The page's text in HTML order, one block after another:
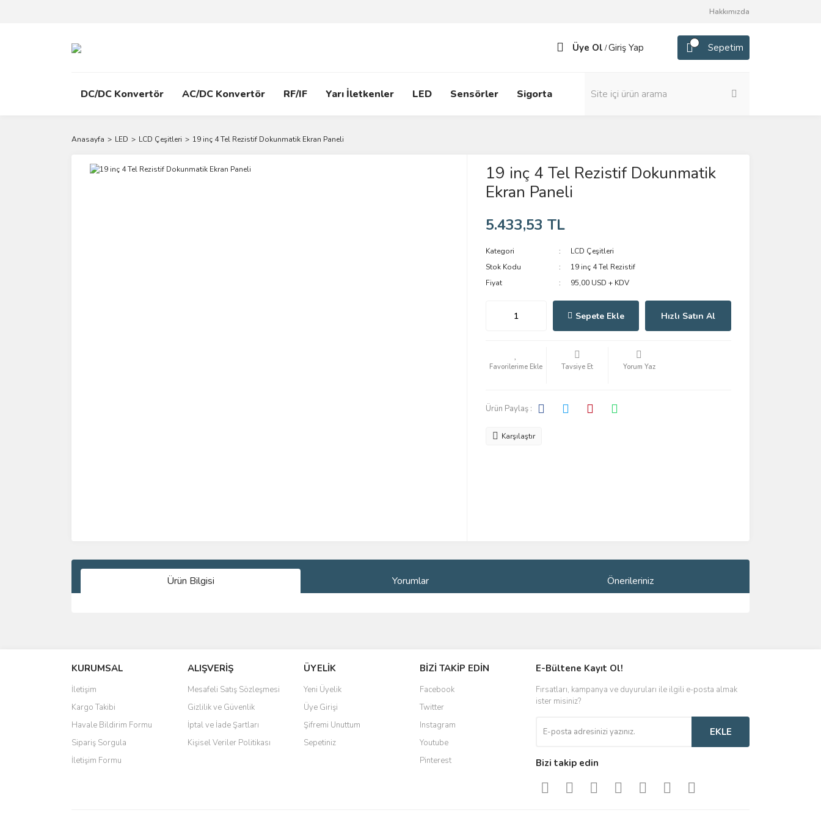
Hakkımızda
Üye Ol /Giriş Yap Sepetim
DC/DC Konvertör AC/DC Konvertör RF/IF Yarı İletkenler LED Sensörler Sigorta
Anasayfa LED LCD Çeşitleri 19 inç 4 Tel Rezistif Dokunmatik Ekran Paneli
19 inç 4 Tel Rezistif Dokunmatik
Ekran Paneli
5.433,53 TL
Kategori
LCD Çeşitleri
Stok Kodu
19 inç 4 Tel Rezistif
Fiyat
95,00 USD + KDV
Sepete Ekle Hızlı Satın Al
Tavsiye Et Yorum Yaz
Ürün Paylaş :
Karşılaştır
Ürün Bilgisi Yorumlar Önerileriniz
Ürün resmi kalitesiz, bozuk veya görüntülenemiyor.
Ürün açıklamasında eksik bilgiler bulunuyor.
Ürün bilgilerinde hatalar bulunuyor.
Ürün fiyatı diğer sitelerden daha pahalı.
Bu ürüne benzer farklı alternatifler olmalı.
KURUMSAL
İletişim
Kargo Takibi
Havale Bildirim Formu
Sipariş Sorgula
İletişim Formu
ALIŞVERİŞ
Mesafeli Satış Sözleşmesi
Gizlilik ve Güvenlik
İptal ve İade Şartları
Kişisel Veriler Politikası
ÜYELİK
Yeni Üyelik
Üye Girişi
Şifremi Unuttum
Sepetiniz
BİZİ TAKİP EDİN
Facebook
Twitter
Instagram
Youtube
Pinterest
E-Bültene Kayıt Ol!
Fırsatları, kampanya ve duyuruları ile ilgili e-posta almak
ister misiniz?
EKLE
Bizi takip edin